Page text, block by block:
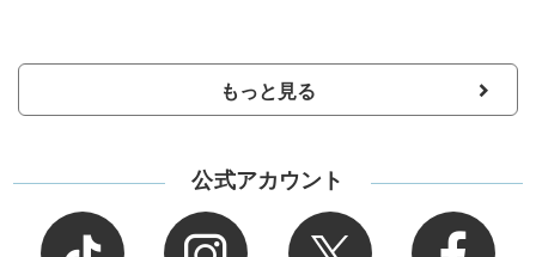
もっと見る
公式アカウント